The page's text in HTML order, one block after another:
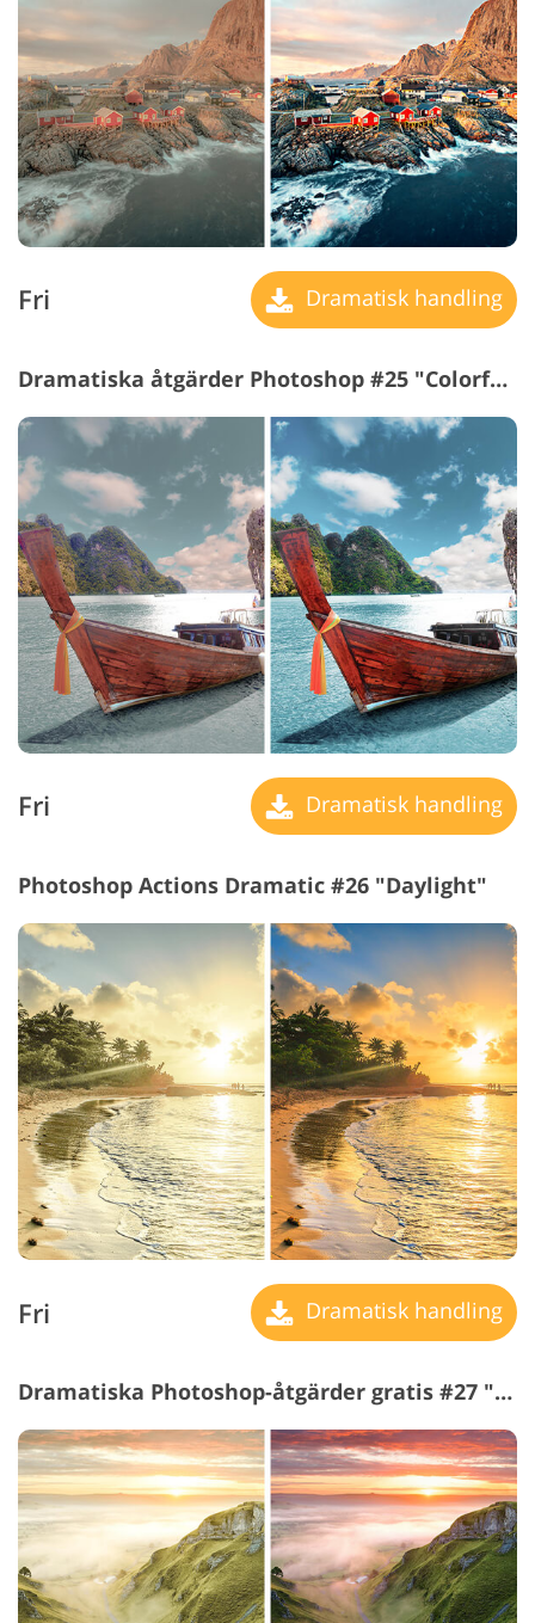
Fri Dramatisk handling
Dramatiska åtgärder Photoshop #25 "Colorful"
Fri Dramatisk handling
Photoshop Actions Dramatic #26 "Daylight"
Fri Dramatisk handling
Dramatiska Photoshop-åtgärder gratis #27 "Evening"